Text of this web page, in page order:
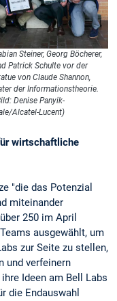
Steiner, Georg Böcherer,
Patrick Schulte vor der
von Claude Shannon,
der Informationstheorie.
Denise Panyik-
Alcatel-Lucent)
wirtschaftliche
"die das Potenzial
miteinander
250 im April
ausgewählt, um
zur Seite zu stellen,
und verfeinern
Ideen am Bell Labs
die Endauswahl